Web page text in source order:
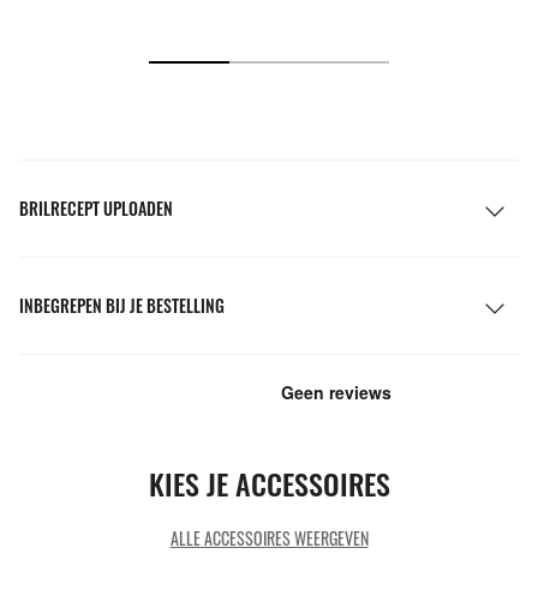
BRILRECEPT UPLOADEN
INBEGREPEN BIJ JE BESTELLING
KIES JE ACCESSOIRES
ALLE ACCESSOIRES WEERGEVEN